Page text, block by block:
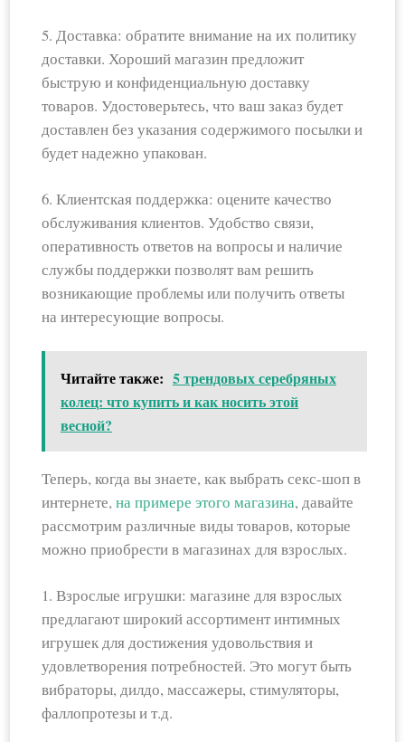
5. Доставка: обратите внимание на их политику
доставки. Хороший магазин предложит
быструю и конфиденциальную доставку
товаров. Удостоверьтесь, что ваш заказ будет
доставлен без указания содержимого посылки и
будет надежно упакован.
6. Клиентская поддержка: оцените качество
обслуживания клиентов. Удобство связи,
оперативность ответов на вопросы и наличие
службы поддержки позволят вам решить
возникающие проблемы или получить ответы
на интересующие вопросы.
Читайте также: 5 трендовых серебряных
колец: что купить и как носить этой
весной?
Теперь, когда вы знаете, как выбрать секс-шоп в
интернете,на примере этого магазина, давайте
рассмотрим различные виды товаров, которые
можно приобрести в магазинах для взрослых.
1. Взрослые игрушки: магазине для взрослых
предлагают широкий ассортимент интимных
игрушек для достижения удовольствия и
удовлетворения потребностей. Это могут быть
вибраторы, дилдо, массажеры, стимуляторы,
фаллопротезы и т.д.